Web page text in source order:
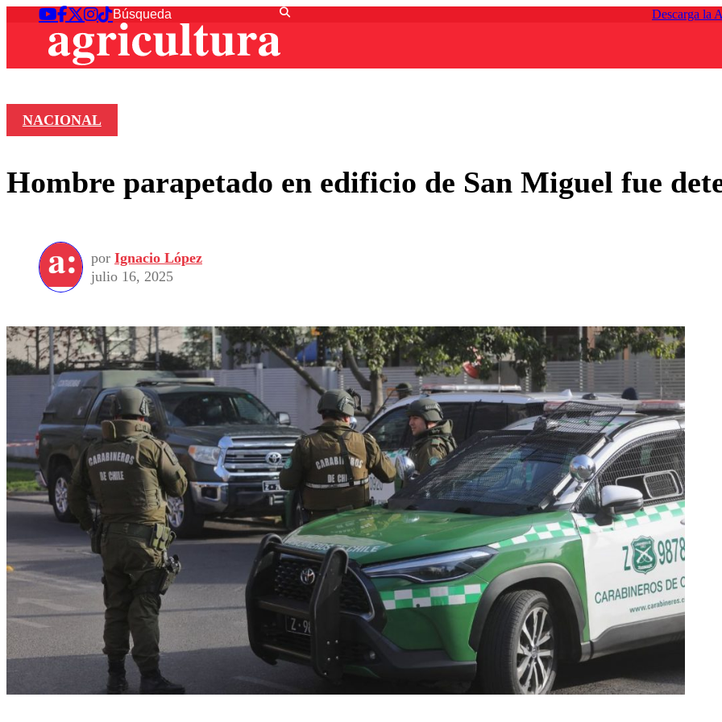
Descarga la
NACIONAL
Hombre parapetado en edificio de San Miguel fue
por Ignacio López
julio 16, 2025